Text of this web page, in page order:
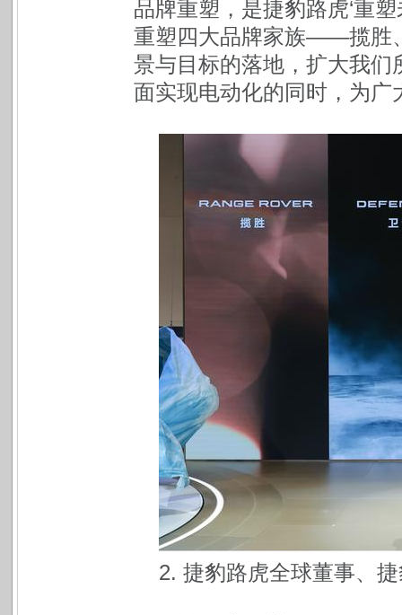
品牌重塑，是捷豹路虎‘重
重塑四大品牌家族——揽胜
景与目标的落地，扩大我
面实现电动化的同时，为广
2. 捷豹路虎全球董事、